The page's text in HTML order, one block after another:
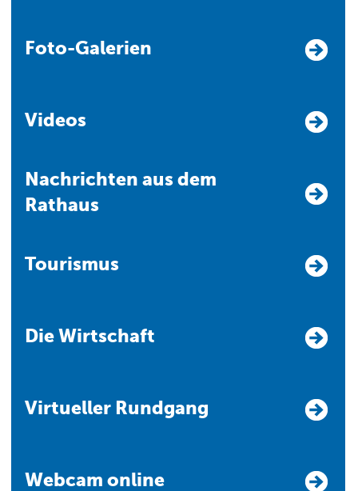
Foto-Galerien
Videos
Nachrichten aus dem
Rathaus
Tourismus
Die Wirtschaft
Virtueller Rundgang
Webcam online